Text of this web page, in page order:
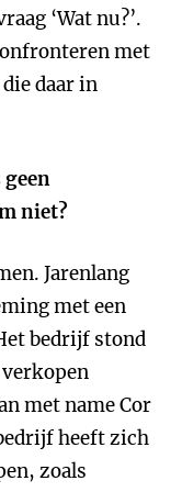
‘Wat nu?’.
met
daar in
niet?
Jarenlang
met een
bedrijf stond
verkopen
met name Cor
heeft zich
zoals